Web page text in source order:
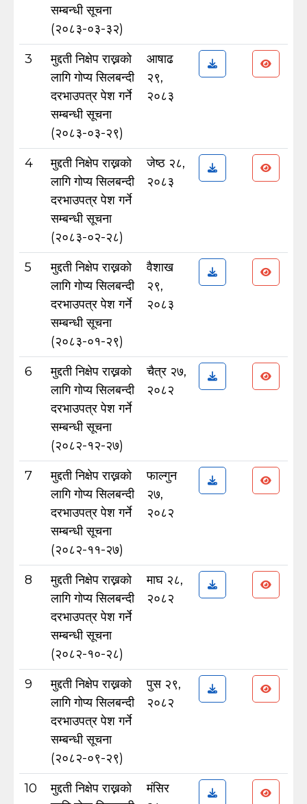
सम्बन्धी सूचना
(२०८३-०३-३२)
3
मुद्दती निक्षेप राख्नको
लागि गोप्य सिलबन्दी
दरभाउपत्र पेश गर्ने
सम्बन्धी सूचना
(२०८३-०३-२९)
आषाढ
२९,
२०८३
4
मुद्दती निक्षेप राख्नको
लागि गोप्य सिलबन्दी
दरभाउपत्र पेश गर्ने
सम्बन्धी सूचना
(२०८३-०२-२८)
जेष्ठ २८,
२०८३
5
मुद्दती निक्षेप राख्नको
लागि गोप्य सिलबन्दी
दरभाउपत्र पेश गर्ने
सम्बन्धी सूचना
(२०८३-०१-२९)
वैशाख
२९,
२०८३
6
मुद्दती निक्षेप राख्नको
लागि गोप्य सिलबन्दी
दरभाउपत्र पेश गर्ने
सम्बन्धी सूचना
(२०८२-१२-२७)
चैत्र २७,
२०८२
7
मुद्दती निक्षेप राख्नको
लागि गोप्य सिलबन्दी
दरभाउपत्र पेश गर्ने
सम्बन्धी सूचना
(२०८२-११-२७)
फाल्गुन
२७,
२०८२
8
मुद्दती निक्षेप राख्नको
लागि गोप्य सिलबन्दी
दरभाउपत्र पेश गर्ने
सम्बन्धी सूचना
(२०८२-१०-२८)
माघ २८,
२०८२
9
मुद्दती निक्षेप राख्नको
लागि गोप्य सिलबन्दी
दरभाउपत्र पेश गर्ने
सम्बन्धी सूचना
(२०८२-०९-२९)
पुस २९,
२०८२
10
मुद्दती निक्षेप राख्नको
मंसिर